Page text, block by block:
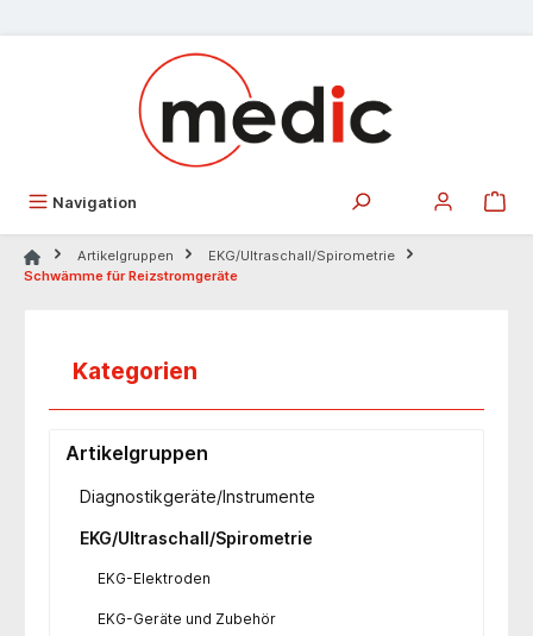
Navigation
Artikelgruppen
EKG/Ultraschall/Spirometrie
Schwämme für Reizstromgeräte
Kategorien
Artikelgruppen
Diagnostikgeräte/Instrumente
EKG/Ultraschall/Spirometrie
EKG-Elektroden
EKG-Geräte und Zubehör